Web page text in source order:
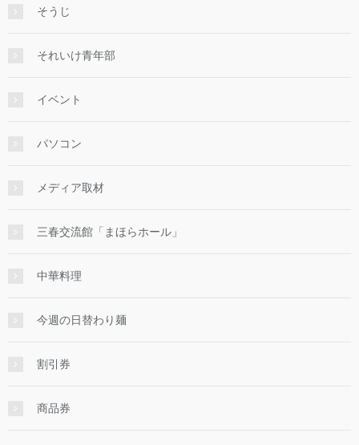
そうじ
それいけ青年部
イベント
パソコン
メディア取材
三春交流館「まほらホール」
中華料理
今週の日替わり麺
割引券
商品券